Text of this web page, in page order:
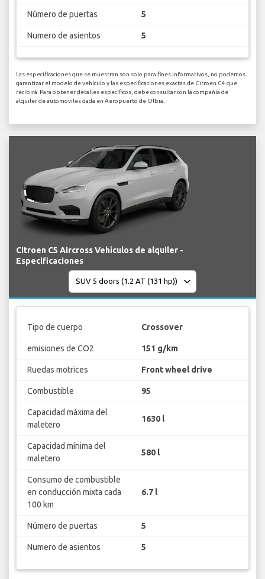
Número de puertas 5
Numero de asientos 5
Las especificaciones que se muestran son solo para fines informativos, no podemos
garantizar el modelo de vehículo y las especificaciones exactas de Citroen C4 que
recibirá. Para obtener detalles específicos, debe consultar con la compañía de
alquiler de automóviles dada en Aeropuerto de Olbia.
Citroen C5 Aircross Vehículos de alquiler -
Especificaciones
Tipo de cuerpo Crossover
emisiones de CO2 151 g/km
Ruedas motrices Front wheel drive
Combustible 95
Capacidad máxima del
maletero
1630 l
Capacidad mínima del
maletero
580 l
Consumo de combustible
en conducción mixta cada
100 km
6.7 l
Número de puertas 5
Numero de asientos 5